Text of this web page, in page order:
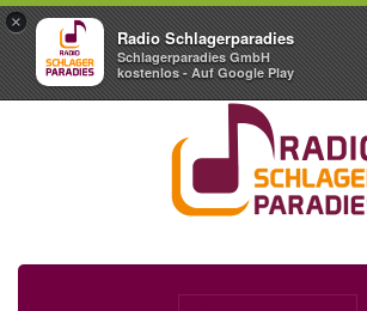
×
Radio Schlagerparadies
Schlagerparadies GmbH
kostenlos - Auf Google Play